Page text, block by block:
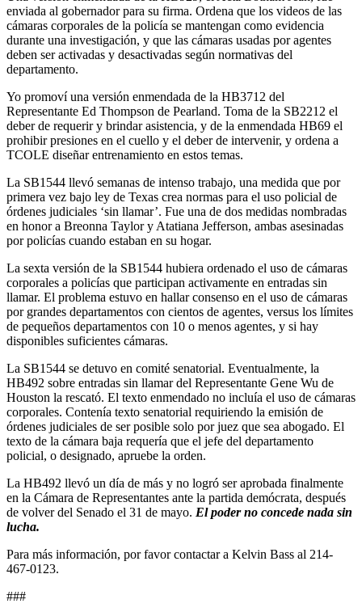
enviada al gobernador para su firma. Ordena que los videos de las
cámaras corporales de la policía se mantengan como evidencia
durante una investigación, y que las cámaras usadas por agentes
deben ser activadas y desactivadas según normativas del
departamento.
Yo promoví una versión enmendada de la HB3712 del
Representante Ed Thompson de Pearland. Toma de la SB2212 el
deber de requerir y brindar asistencia, y de la enmendada HB69 el
prohibir presiones en el cuello y el deber de intervenir, y ordena a
TCOLE diseñar entrenamiento en estos temas.
La SB1544 llevó semanas de intenso trabajo, una medida que por
primera vez bajo ley de Texas crea normas para el uso policial de
órdenes judiciales ‘sin llamar’. Fue una de dos medidas nombradas
en honor a Breonna Taylor y Atatiana Jefferson, ambas asesinadas
por policías cuando estaban en su hogar.
La sexta versión de la SB1544 hubiera ordenado el uso de cámaras
corporales a policías que participan activamente en entradas sin
llamar. El problema estuvo en hallar consenso en el uso de cámaras
por grandes departamentos con cientos de agentes, versus los límites
de pequeños departamentos con 10 o menos agentes, y si hay
disponibles suficientes cámaras.
La SB1544 se detuvo en comité senatorial. Eventualmente, la
HB492 sobre entradas sin llamar del Representante Gene Wu de
Houston la rescató. El texto enmendado no incluía el uso de cámaras
corporales. Contenía texto senatorial requiriendo la emisión de
órdenes judiciales de ser posible solo por juez que sea abogado. El
texto de la cámara baja requería que el jefe del departamento
policial, o designado, apruebe la orden.
La HB492 llevó un día de más y no logró ser aprobada finalmente
en la Cámara de Representantes ante la partida demócrata, después
de volver del Senado el 31 de mayo. El poder no concede nada sin
lucha.
Para más información, por favor contactar a Kelvin Bass al 214-
467-0123.
###